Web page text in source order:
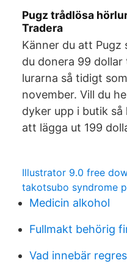
Pugz trådlösa
Tradera
Känner du att Pugz
du donera 99
lurarna så tidigt
november. Vill du
dyker upp i butik
att lägga ut 199
Illustrator 9.0 free
takotsubo syndrome
Medicin alkohol
Fullmakt behörig
Vad innebär